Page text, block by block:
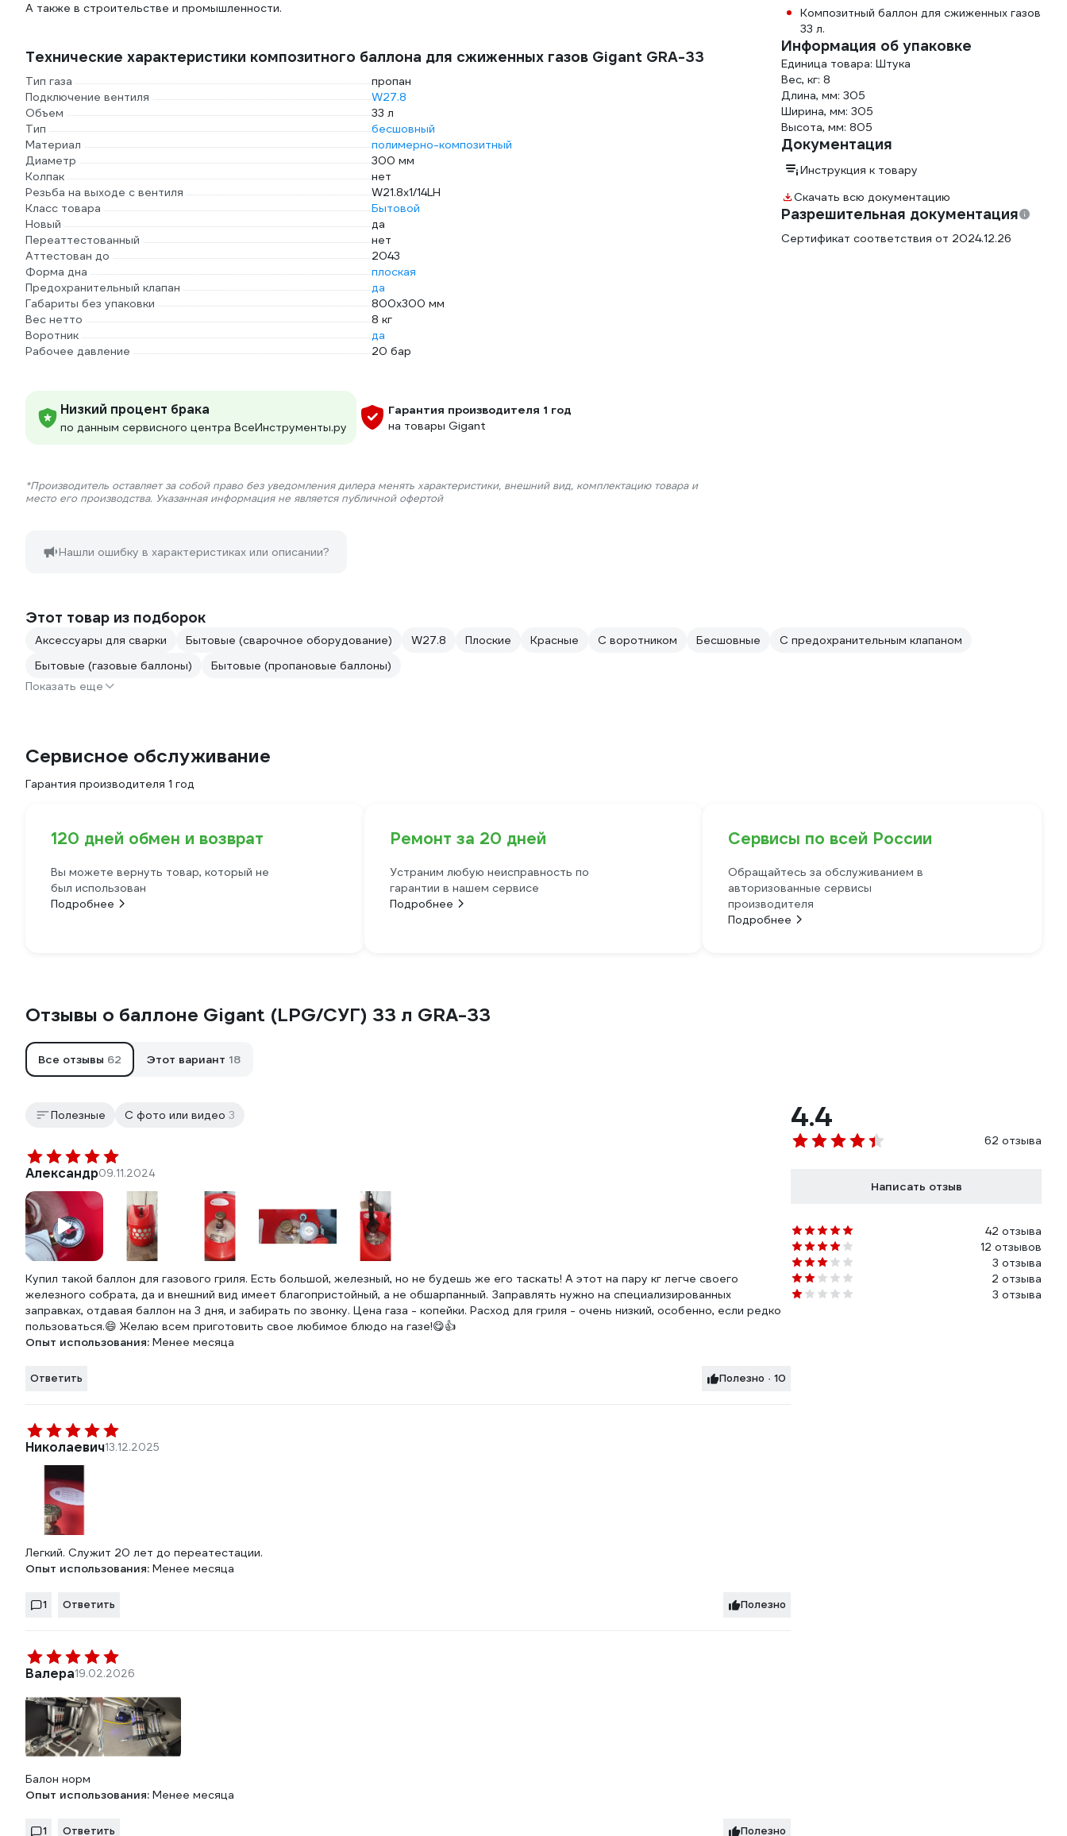
А также в строительстве и промышленности.
Технические характеристики композитного баллона для сжиженных газов Gigant GRA-33
Тип газа
пропан
Подключение вентиля
W27.8
Объем
33 л
Тип
бесшовный
Материал
полимерно-композитный
Диаметр
300 мм
Колпак
нет
Резьба на выходе с вентиля
W21.8х1/14LH
Класс товара
Бытовой
Новый
да
Переаттестованный
нет
Аттестован до
2043
Форма дна
плоская
Предохранительный клапан
да
Габариты без упаковки
800х300 мм
Вес нетто
8 кг
Воротник
да
Рабочее давление
20 бар
Низкий процент брака
по данным сервисного центра ВсеИнструменты.ру
Гарантия производителя 1 год
на товары Gigant
*Производитель оставляет за собой право без уведомления дилера менять характеристики, внешний вид, комплектацию товара и
место его производства. Указанная информация не является публичной офертой
Нашли ошибку в характеристиках или описании?
Композитный баллон для сжиженных газов
33 л.
Информация об упаковке
Единица товара: Штука
Вес, кг: 8
Длина, мм: 305
Ширина, мм: 305
Высота, мм: 805
Документация
Инструкция к товару
Скачать всю документацию
Разрешительная документация
Сертификат соответствия от 2024.12.26
Этот товар из подборок
Аксессуары для сварки Бытовые (сварочное оборудование) W27.8 Плоские Красные С воротником Бесшовные
С предохранительным клапаном
Бытовые (газовые баллоны)
Бытовые (пропановые баллоны)
Показать еще
Сервисное обслуживание
Гарантия производителя 1 год
120 дней обмен и возврат
Вы можете вернуть товар, который не
был использован
Подробнее
Ремонт за 20 дней
Устраним любую неисправность по
гарантии в нашем сервисе
Подробнее
Сервисы по всей России
Обращайтесь за обслуживанием в
авторизованные сервисы
производителя
Подробнее
Отзывы о баллоне Gigant (LPG/СУГ) 33 л GRA-33
Все отзывы 62 Этот вариант 18
4.4
62 отзыва
Написать отзыв
42 отзыва
12 отзывов
3 отзыва
2 отзыва
3 отзыва
Полезные С фото или видео 3
Александр09.11.2024
Купил такой баллон для газового гриля. Есть большой, железный, но не будешь же его таскать! А этот на пару кг легче своего
железного собрата, да и внешний вид имеет благопристойный, а не обшарпанный. Заправлять нужно на специализированных
заправках, отдавая баллон на 3 дня, и забирать по звонку. Цена газа - копейки. Расход для гриля - очень низкий, особенно, если редко
пользоваться.😄 Желаю всем приготовить свое любимое блюдо на газе!😋👍
Опыт использования: Менее месяца
Ответить Полезно · 10
Николаевич13.12.2025
Легкий. Служит 20 лет до переатестации.
Опыт использования: Менее месяца
1 Ответить Полезно
Валера19.02.2026
Балон норм
Опыт использования: Менее месяца
1 Ответить Полезно